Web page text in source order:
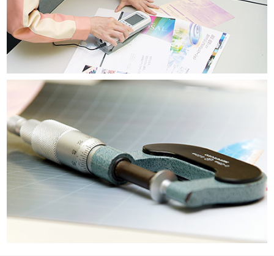
ISO14001規格を踏まえ、リサイクルの難しい加工の削減やベジタ
ブルインクの活用などすすめ、なるべく廃棄物を出さない生産工程
を研究し、環境にも配慮した製品づくりを心がけています。